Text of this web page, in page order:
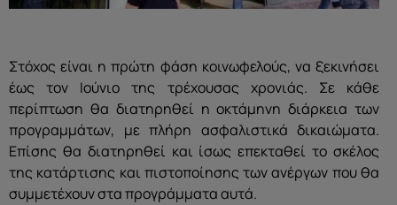
Στόχος είναι η πρώτη φάση κοινωφελούς, να ξεκινήσει
έως τον Ιούνιο της τρέχουσας χρονιάς. Σε κάθε
περίπτωση θα διατηρηθεί η οκτάμηνη διάρκεια των
προγραμμάτων, με πλήρη ασφαλιστικά δικαιώματα.
Επίσης θα διατηρηθεί και ίσως επεκταθεί το σκέλος
της κατάρτισης και πιστοποίησης των ανέργων που θα
συμμετέχουν στα προγράμματα αυτά.